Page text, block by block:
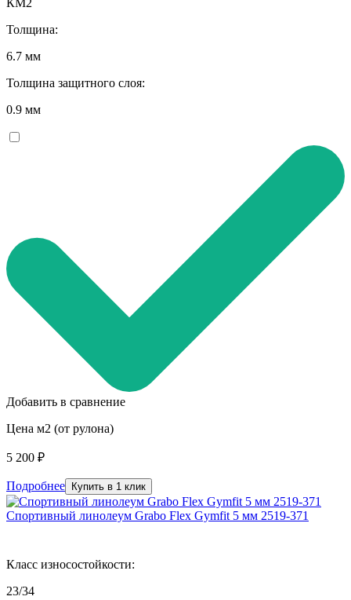
Толщина:
6.7 мм
Толщина защитного слоя:
0.9 мм
Добавить в сравнение
Цена м2 (от рулона)
5 200 ₽
Подробнее Купить в 1 клик
Спортивный линолеум Grabo Flex Gymfit 5 мм 2519-371
Класс износостойкости:
23/34